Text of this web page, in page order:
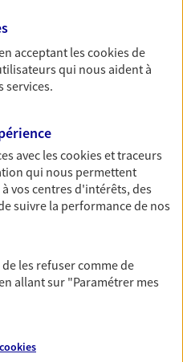
en garantissant la
même en cas de
garantie
Professionnelle
UN DEVIS
OFFRES
acceptant lescookiesde
qui nous aident à
services.
avec lescookies et traceurs
qui nous permettent
vos centres d'intérêts, des
suivre la performance de nos
les refuser comme de
allant sur "Paramétrer mes
cookies